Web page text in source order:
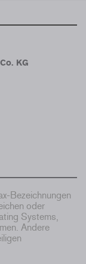
KG
Bezeichnungen
oder
Systems,
Andere